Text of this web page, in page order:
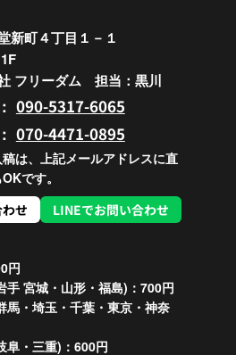
新町４丁目１－１
フリーダム 担当：黒川
090-5317-6065
070-4471-0895
は、上記メールアドレスに直
です。
せ
LINEでお問い合わせ
円
手 宮城・山形・福島)：700円
馬・埼玉・千葉・東京・神奈
阜・三重)：600円